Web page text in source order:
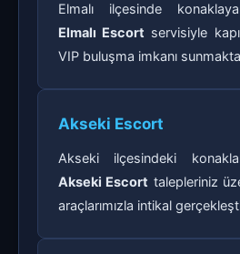
Elmalı ilçesinde
Elmalı Escort servisiyle
VIP buluşma imkanı
Akseki Escort
Akseki ilçesindeki
Akseki Escort talepleriniz
araçlarımızla intikal